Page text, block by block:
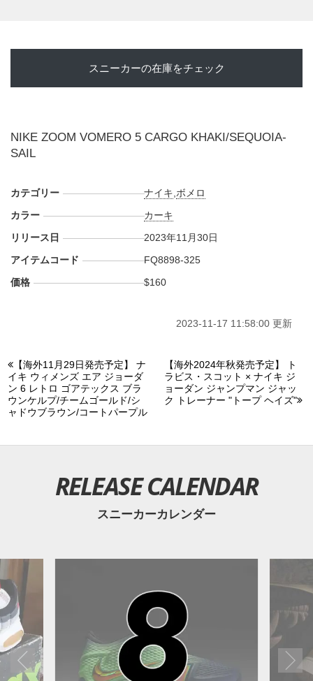
スニーカーの在庫をチェック
NIKE ZOOM VOMERO 5 CARGO KHAKI/SEQUOIA-
SAIL
カテゴリー ナイキ ボメロ
カラー
カーキ
リリース日
2023年11月30日
アイテムコード
FQ8898-325
価格
$160
2023-11-17 11:58:00 更新
【海外11月29日発売予定】 ナ
イキ ウィメンズ エア ジョーダ
ン 6 レトロ ゴアテックス ブラ
ウンケルプ/チームゴールド/シ
ャドウブラウン/コートパープル
【海外2024年秋発売予定】 ト
ラビス・スコット × ナイキ ジ
ョーダン ジャンプマン ジャッ
ク トレーナー "トープ ヘイズ"
RELEASE CALENDAR
スニーカーカレンダー